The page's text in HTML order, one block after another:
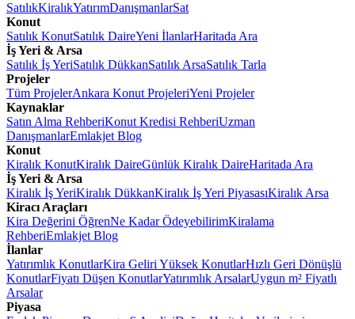
SatılıkKiralıkYatırımDanışmanlarSat
Konut
Satılık KonutSatılık DaireYeni İlanlarHaritada Ara
İş Yeri & Arsa
Satılık İş YeriSatılık DükkanSatılık ArsaSatılık Tarla
Projeler
Tüm ProjelerAnkara Konut ProjeleriYeni Projeler
Kaynaklar
Satın Alma RehberiKonut Kredisi RehberiUzman
DanışmanlarEmlakjet Blog
Konut
Kiralık KonutKiralık DaireGünlük Kiralık DaireHaritada Ara
İş Yeri & Arsa
Kiralık İş YeriKiralık DükkanKiralık İş Yeri PiyasasıKiralık Arsa
Kiracı Araçları
Kira Değerini ÖğrenNe Kadar ÖdeyebilirimKiralama
RehberiEmlakjet Blog
İlanlar
Yatırımlık KonutlarKira Geliri Yüksek KonutlarHızlı Geri Dönüşlü
KonutlarFiyatı Düşen KonutlarYatırımlık ArsalarUygun m² Fiyatlı
Arsalar
Piyasa